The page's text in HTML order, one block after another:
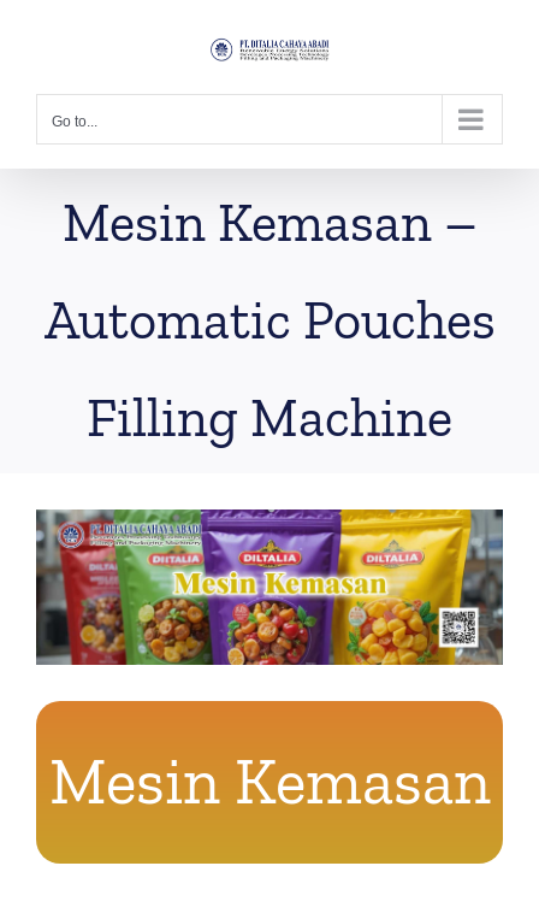
Go to...
Mesin Kemasan –
Automatic Pouches
Filling Machine
Mesin Kemasan